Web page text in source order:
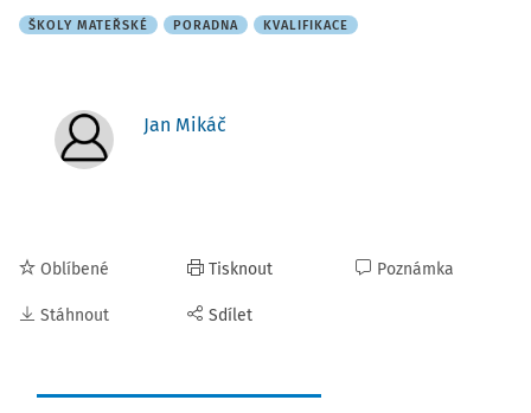
ŠKOLY MATEŘSKÉ PORADNA KVALIFIKACE
Jan Mikáč
Oblíbené
Stáhnout
Tisknout
Sdílet
Poznámka